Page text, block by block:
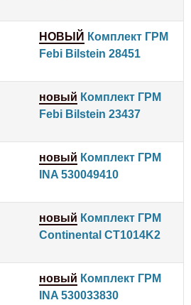
НОВЫЙ Комплект ГРМ
Febi Bilstein 28451
новый Комплект ГРМ
Febi Bilstein 23437
новый Комплект ГРМ
INA 530049410
новый Комплект ГРМ
Continental CT1014K2
новый Комплект ГРМ
INA 530033830